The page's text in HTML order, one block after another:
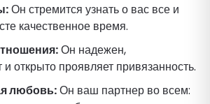
Он стремится узнать о вас все и
качественное время.
Он надежен,
открыто проявляет привязанность.
любовь:Он ваш партнер во всем: